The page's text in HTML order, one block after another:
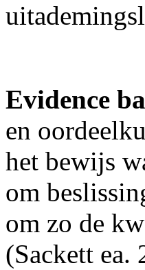
Evidence
en
het bewijs
om
om zo de
(Sackett ea.